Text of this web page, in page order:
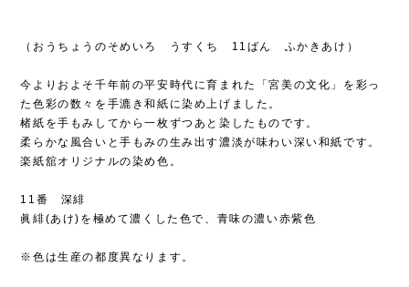
（おうちょうのそめいろ うすくち 11ばん ふかきあけ）
今よりおよそ千年前の平安時代に育まれた「宮美の文化」を彩っ
た色彩の数々を手漉き和紙に染め上げました。
楮紙を手もみしてから一枚ずつあと染したものです。
柔らかな風合いと手もみの生み出す濃淡が味わい深い和紙です。
楽紙舘オリジナルの染め色。
11番 深緋
眞緋(あけ)を極めて濃くした色で、青味の濃い赤紫色
※色は生産の都度異なります。